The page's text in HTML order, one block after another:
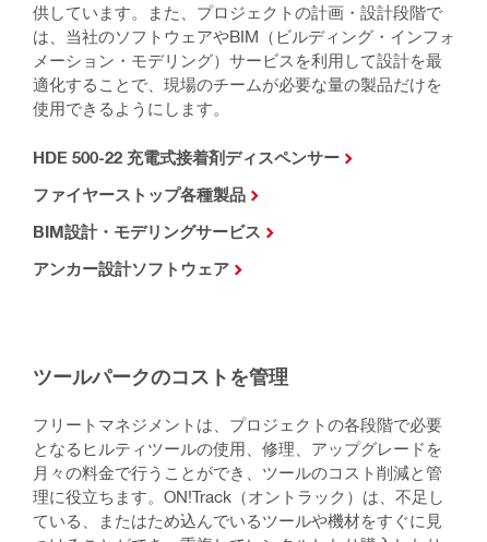
供しています。また、プロジェクトの計画・設計段階で
は、当社のソフトウェアやBIM（ビルディング・インフォ
メーション・モデリング）サービスを利用して設計を最
適化することで、現場のチームが必要な量の製品だけを
使用できるようにします。
HDE 500-22 充電式接着剤ディスペンサー
ファイヤーストップ各種製品
BIM設計・モデリングサービス
アンカー設計ソフトウェア
ツールパークのコストを管理
フリートマネジメントは、プロジェクトの各段階で必要
となるヒルティツールの使用、修理、アップグレードを
月々の料金で行うことができ、ツールのコスト削減と管
理に役立ちます。ON!Track（オントラック）は、不足し
ている、またはため込んでいるツールや機材をすぐに見